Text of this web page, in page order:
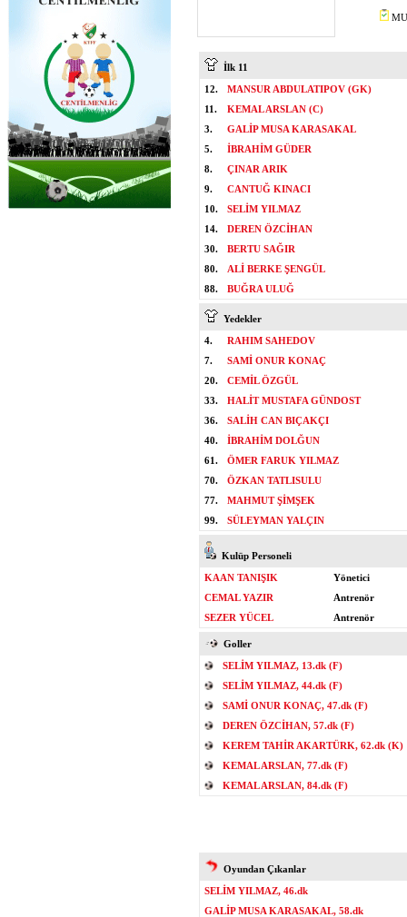
İlk 11
12.
MANSUR ABDULATIPOV (GK)
11.
KEMAL ARSLAN (C)
3.
GALİP MUSA KARASAKAL
5.
İBRAHİM GÜDER
8.
ÇINAR ARIK
9.
CANTUĞ KINACI
10.
SELİM YILMAZ
14.
DEREN ÖZCİHAN
30.
BERTU SAĞIR
80.
ALİ BERKE ŞENGÜL
88.
BUĞRA ULUĞ
Yedekler
4.
RAHIM SAHEDOV
7.
SAMİ ONUR KONAÇ
20.
CEMİL ÖZGÜL
33.
HALİT MUSTAFA GÜNDOST
36.
SALİH CAN BIÇAKÇI
40.
İBRAHİM DOLĞUN
61.
ÖMER FARUK YILMAZ
70.
ÖZKAN TATLISULU
77.
MAHMUT ŞİMŞEK
99.
SÜLEYMAN YALÇIN
Kulüp Personeli
KAAN TANIŞIK
Yönetici
CEMAL YAZIR
Antrenör
SEZER YÜCEL
Antrenör
Goller
SELİM YILMAZ, 13.dk (F)
SELİM YILMAZ, 44.dk (F)
SAMİ ONUR KONAÇ, 47.dk (F)
DEREN ÖZCİHAN, 57.dk (F)
KEREM TAHİR AKARTÜRK, 62.dk (K)
KEMAL ARSLAN, 77.dk (F)
KEMAL ARSLAN, 84.dk (F)
Oyundan Çıkanlar
SELİM YILMAZ, 46.dk
GALİP MUSA KARASAKAL, 58.dk